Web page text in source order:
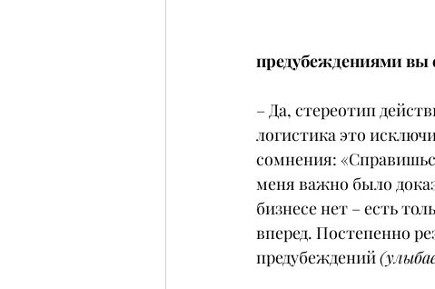
предубеждениями вы
– Да, стереотип
логистика это
сомнения:
меня важно было
бизнесе нет – есть
вперед. Постепенно
предубеждений